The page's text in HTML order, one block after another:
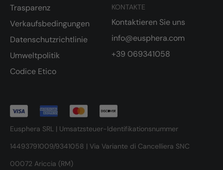
KONTAKTE
Kontaktieren Sie uns
info@eusphera.com
+39 069341058
Trasparenz
Verkaufsbedingungen
Datenschutzrichtlinie
Umweltpolitik
Codice Etico
Eusphera SRL | Umsatzsteuer-Identifikationsnummer
14493791009/9341058 | Via Variante di Cancelliera SNC
00072 Ariccia (RM)